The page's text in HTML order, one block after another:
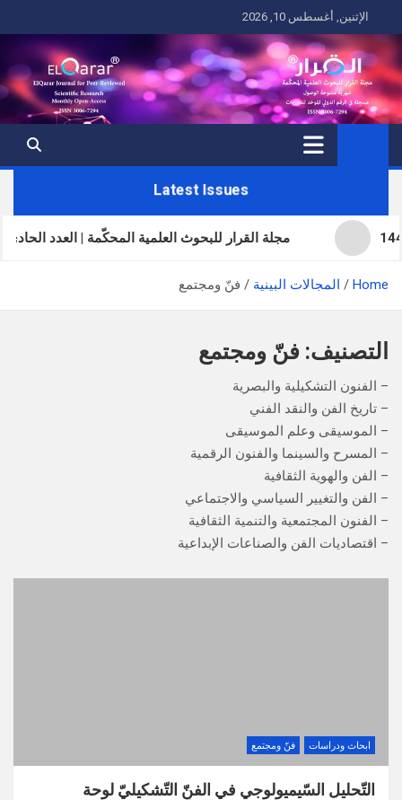
to
content
الإثنين, أغسطس 10, 2026
Latest Issues
مجلة القرار للبحوث العلمية المحكّمة | العدد الحادي والثلاثون |
Home المجالات البينية فنّ ومجتمع
التصنيف: فنّ ومجتمع
– الفنون التشكيلية والبصرية
– تاريخ الفن والنقد الفني
– الموسيقى وعلم الموسيقى
– المسرح والسينما والفنون الرقمية
– الفن والهوية الثقافية
– الفن والتغيير السياسي والاجتماعي
– الفنون المجتمعية والتنمية الثقافية
– اقتصاديات الفن والصناعات الإبداعية
ابحاث ودراسات فنّ ومجتمع
التّحليل السّيميولوجي في الفنّ التّشكيليّ لوحة